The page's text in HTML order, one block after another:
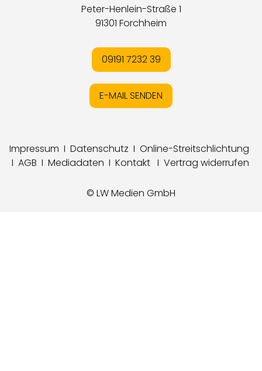
Peter-Henlein-Straße 1
91301 Forchheim
09191 7232 39
E-MAIL SENDEN
Impressum I Datenschutz I Online-Streitschlichtung
I AGB I Mediadaten I Kontakt I Vertrag widerrufen
© LW Medien GmbH